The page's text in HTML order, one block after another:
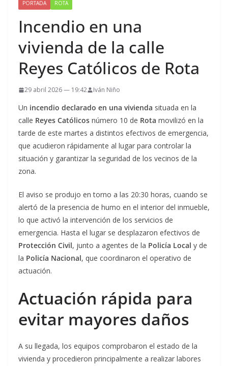
PORTADA ROTA
Incendio en una
vivienda de la calle
Reyes Católicos de Rota
29 abril 2026 — 19:42 Iván Niño
Un incendio declarado en una vivienda situada en la
calle Reyes Católicos número 10 de Rota movilizó en la
tarde de este martes a distintos efectivos de emergencia,
que acudieron rápidamente al lugar para controlar la
situación y garantizar la seguridad de los vecinos de la
zona.
El aviso se produjo en torno a las 20:30 horas, cuando se
alertó de la presencia de humo en el interior del inmueble,
lo que activó la intervención de los servicios de
emergencia. Hasta el lugar se desplazaron efectivos de
Protección Civil, junto a agentes de la Policía Local y de
la Policía Nacional, que coordinaron el operativo de
actuación.
Actuación rápida para
evitar mayores daños
A su llegada, los equipos comprobaron el estado de la
vivienda y procedieron principalmente a realizar labores